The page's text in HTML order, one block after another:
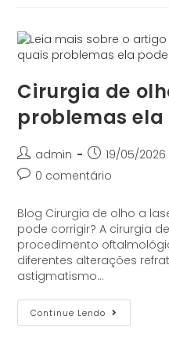
Cirurgia de
problemas
admin 19/05/2026
0 comentário
Blog Cirurgia de olho a
pode corrigir? A cirurgia
procedimento
diferentes alterações
astigmatismo…
Continue Lendo